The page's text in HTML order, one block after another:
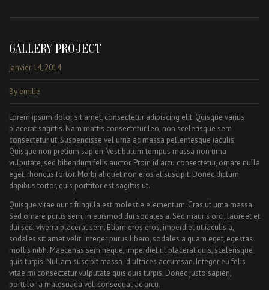
GALLERY PROJECT
janvier 14, 2014
By emilie
Lorem ipsum dolor sit amet, consectetur adipiscing elit. Quisque varius
placerat sagittis. Nam mattis consectetur leo, non scelerisque sem
consectetur ut. Suspendisse vel urna ac massa pellentesque iaculis.
Quisque non pretium sapien. Vestibulum tempus massa non urna
vulputate, sed bibendum felis auctor. Proin id arcu consectetur, ornare nulla
eget, rhoncus tortor. Morbi aliquet non eros at suscipit. Donec dictum
dapibus tortor, quis porttitor est sagittis ut.
Quisque vitae nunc fringilla est molestie elementum. Cras ut urna massa.
Sed ornare purus sem, in euismod dui sodales a. Sed mauris orci, laoreet et
dui sed, viverra placerat sem. Etiam eros eros, imperdiet ut iaculis a,
sodales sit amet velit. Integer purus libero, sodales a quam eget, egestas
mollis nibh. Maecenas sem neque, imperdiet ut placerat quis, scelerisque
quis turpis. Nullam suscipit massa id ultrices accumsan. Integer eu felis
vitae mi consectetur vulputate quis quis turpis. Donec justo sapien,
porttitor a malesuada vel, consequat ac arcu.